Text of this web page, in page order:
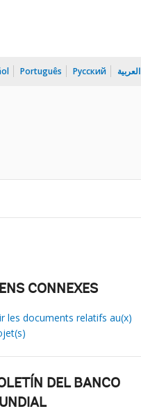
Português Русский العربية
CONNEXES
les documents relatifs au(x)
DEL BANCO